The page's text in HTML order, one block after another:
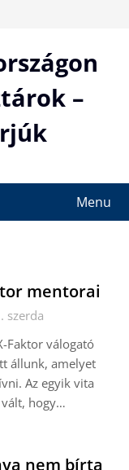
–
Menu
mentorai
szerda
Faktor válogató
állunk, amelyet
Az egyik vita
hogy…
nem bírta